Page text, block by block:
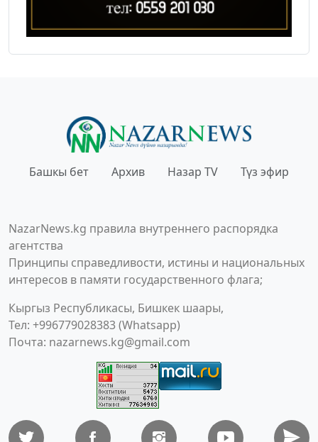
Башкы бет Архив Назар TV Түз эфир
NazarNews.kg правила внутреннего распорядка
агентства
Принципы справедливости, истины и национальных
интересов в памяти государственного флага;
Кыргыз Республикасы, Бишкек шаары,
Тел: +996779028383 (Whatsapp)
Почта: nazarnews.kg@gmail.com